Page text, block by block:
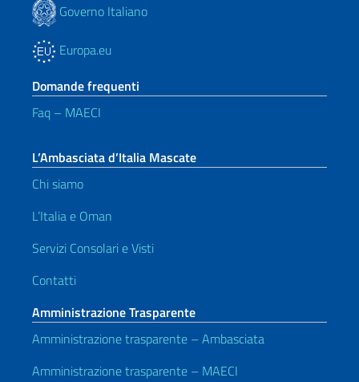
Governo Italiano
Europa.eu
Domande frequenti
Faq – MAECI
L’Ambasciata d’Italia Mascate
Chi siamo
L’Italia e Oman
Servizi Consolari e Visti
Contatti
Amministrazione Trasparente
Amministrazione trasparente – Ambasciata
Amministrazione trasparente – MAECI